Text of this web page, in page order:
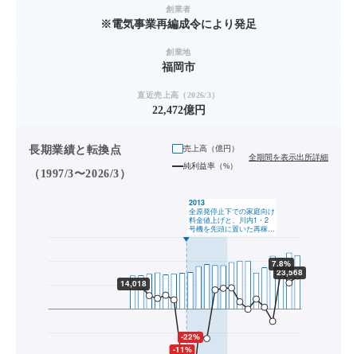
創業者
※電気事業再編成令により発足
創業地
福岡市
直近売上高（2026/3）
22,472億円
長期業績と転換点
（1997/3〜2026/3）
売上高（億円）
純利益率（%）
全期間を表示出所詳細